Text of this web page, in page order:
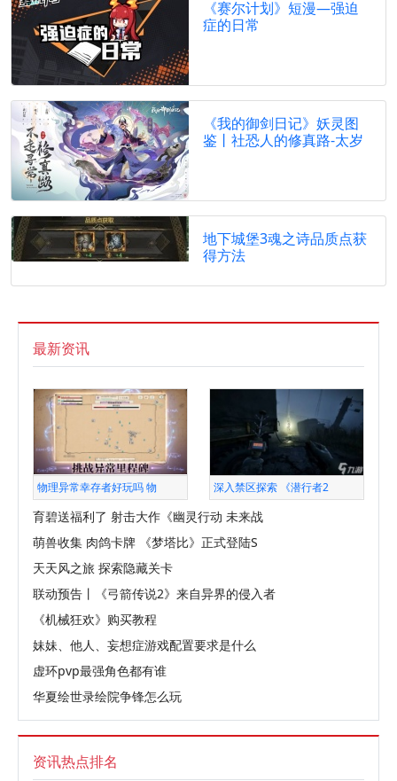
《赛尔计划》短漫—强迫
症的日常
《我的御剑日记》妖灵图
鉴丨社恐人的修真路-太岁
地下城堡3魂之诗品质点获
得方法
最新资讯
物理异常幸存者好玩吗 物 深入禁区探索 《潜行者2
育碧送福利了 射击大作《幽灵行动 未来战
萌兽收集 肉鸽卡牌 《梦塔比》正式登陆S
天天风之旅 探索隐藏关卡
联动预告丨《弓箭传说2》来自异界的侵入者
《机械狂欢》购买教程
妹妹、他人、妄想症游戏配置要求是什么
虚环pvp最强角色都有谁
华夏绘世录绘院争锋怎么玩
资讯热点排名